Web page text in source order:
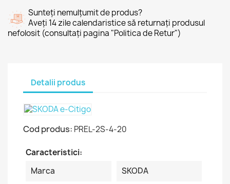
Sunteți nemulțumit de produs?
Aveți 14 zile calendaristice să returnați produsul
nefolosit (consultați pagina "Politica de Retur")
Detalii produs
Cod produs: PREL-2S-4-20
Caracteristici:
Marca
SKODA